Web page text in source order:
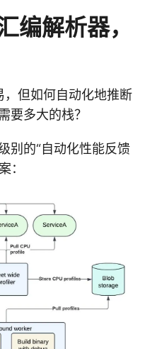
编解析器，
但如何自动化地推断
要多大的栈？
别的“自动化性能反馈
：